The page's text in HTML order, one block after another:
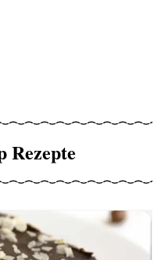
Rezepte